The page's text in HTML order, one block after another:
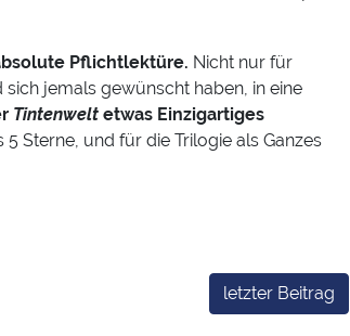
Pflichtlektüre. Nicht nur für
jemals gewünscht haben, in eine
Tintenwelt etwas Einzigartiges
Sterne, und für die Trilogie als Ganzes
letzter Beitrag